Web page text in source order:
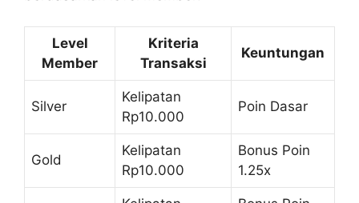
Level
Member
Kriteria
Transaksi
Keuntungan
Silver
Kelipatan
Rp10.000
Poin Dasar
Gold
Kelipatan
Rp10.000
Bonus Poin
1.25x